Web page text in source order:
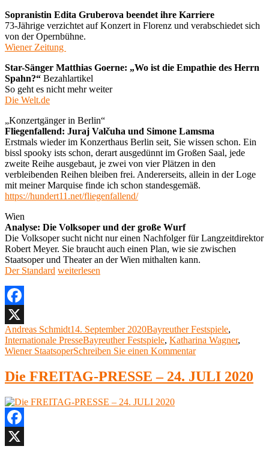
Sopranistin Edita Gruberova beendet ihre Karriere
73-Jährige verzichtet auf Konzert in Florenz und verabschiedet sich
von der Opernbühne.
Wiener Zeitung
Star-Sänger Matthias Goerne: „Wo ist die Empathie des Herrn
Spahn?“ Bezahlartikel
So geht es nicht mehr weiter
Die Welt.de
„Konzertgänger in Berlin“
Fliegenfallend: Juraj Valčuha und Simone Lamsma
Erstmals wieder im Konzerthaus Berlin seit, Sie wissen schon. Ein
bissl spooky ists schon, derart ausgedünnt im Großen Saal, jede
zweite Reihe ausgebaut, je zwei von vier Plätzen in den
verbleibenden Reihen bleiben frei. Andererseits, allein in der Loge
mit meiner Marquise finde ich schon standesgemäß.
https://hundert11.net/fliegenfallend/
Wien
Analyse: Die Volksoper und der große Wurf
Die Volksoper sucht nicht nur einen Nachfolger für Langzeitdirektor
Robert Meyer. Sie braucht auch einen Plan, wie sie zwischen
Staatsoper und Theater an der Wien mithalten kann.
Der Standard „Die
SEPTEMBER
2020“
weiterlesen
Facebook
X
Autor
Andreas SchmidtVeröffentlicht
am
14. September 2020Kategorien
Bayreuther Festspiele,
Internationale PresseSchlagwörter
Bayreuther Festspiele, Katharina Wagner,
Wiener StaatsoperSchreiben Sie einen Kommentarzu
MONTAG-
PRESSE
Die FREITAG-PRESSE – 24. JULI 2020
Facebook